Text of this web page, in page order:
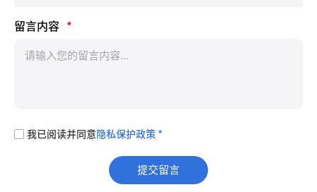
留言内容 *
我已阅读并同意 隐私保护政策 *